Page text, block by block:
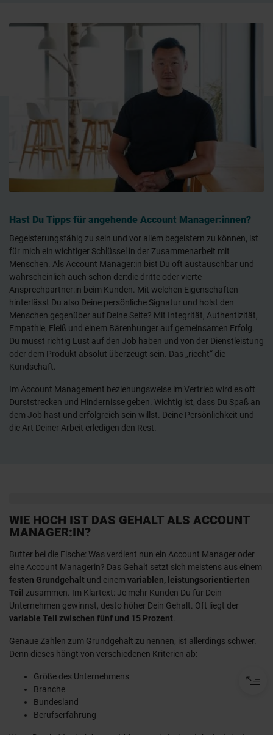
1. Definition: Was ist ein:e Account Manager:in?
2. Welche Aufgaben habe ich als Account
Manager:in?
3. Einsatzorte & Branchen: Wo kann ich als
Account Manager:in arbeiten?
4. Wie unterscheiden sich Account Manager:innen
6. Welche Fähigkeiten brauche ich als Account
Hast Du Tipps für angehende Account Manager:innen?
Begeisterungsfähig zu sein und vor allem begeistern zu können, ist
für mich ein wichtiger Schlüssel in der Zusammenarbeit mit
Menschen. Als Account Manager:in bist Du oft austauschbar und
wahrscheinlich auch schon der:die dritte oder vierte
Ansprechpartner:in beim Kunden. Mit welchen Eigenschaften
hinterlässt Du also Deine persönliche Signatur und holst den
Menschen gegenüber auf Deine Seite? Mit Integrität, Authentizität,
Empathie, Fleiß und einem Bärenhunger auf gemeinsamen Erfolg.
Du musst richtig Lust auf den Job haben und von der Dienstleistung
oder dem Produkt absolut überzeugt sein. Das „riecht“ die
Kundschaft.
Im Account Management beziehungsweise im Vertrieb wird es oft
Durststrecken und Hindernisse geben. Wichtig ist, dass Du Spaß an
dem Job hast und erfolgreich sein willst. Deine Persönlichkeit und
die Art Deiner Arbeit erledigen den Rest.
WIE HOCH IST DAS GEHALT ALS ACCOUNT
MANAGER:IN?
Butter bei die Fische: Was verdient nun ein Account Manager oder
eine Account Managerin? Das Gehalt setzt sich meistens aus einem
festen Grundgehalt und einem variablen, leistungsorientierten
Teil zusammen. Im Klartext: Je mehr Kunden Du für Dein
Unternehmen gewinnst, desto höher Dein Gehalt. Oft liegt der
variable Teil zwischen fünf und 15 Prozent
Genaue Zahlen zum Grundgehalt zu nennen, ist allerdings schwer.
Denn dieses hängt von verschiedenen Kriterien ab:
Größe des Unternehmens
Branche
Bundesland
Berufserfahrung